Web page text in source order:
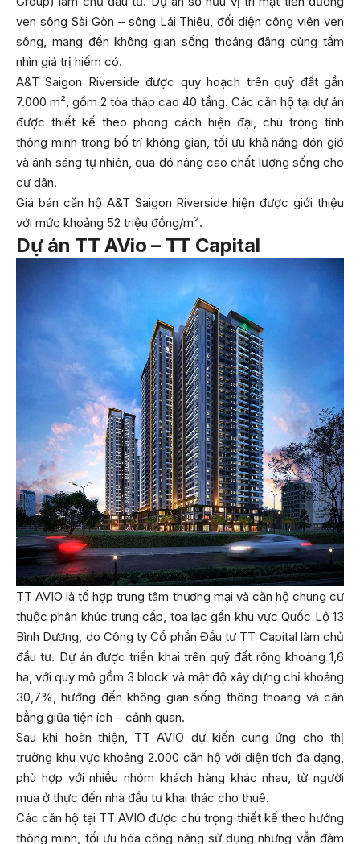
ven sông Sài Gòn – sông Lái Thiêu, đối diện công viên ven
sông, mang đến không gian sống thoáng đãng cùng tầm
nhìn giá trị hiếm có.
A&T Saigon Riverside được quy hoạch trên quỹ đất gần
7.000 m², gồm 2 tòa tháp cao 40 tầng. Các căn hộ tại dự án
được thiết kế theo phong cách hiện đại, chú trọng tính
thông minh trong bố trí không gian, tối ưu khả năng đón gió
và ánh sáng tự nhiên, qua đó nâng cao chất lượng sống cho
cư dân.
Giá bán căn hộ A&T Saigon Riverside hiện được giới thiệu
với mức khoảng 52 triệu đồng/m².
Dự án TT AVio – TT Capital
TT AVIO là tổ hợp trung tâm thương mại và căn hộ chung cư
thuộc phân khúc trung cấp, tọa lạc gần khu vực Quốc Lộ 13
Bình Dương, do Công ty Cổ phần Đầu tư TT Capital làm chủ
đầu tư. Dự án được triển khai trên quỹ đất rộng khoảng 1,6
ha, với quy mô gồm 3 block và mật độ xây dựng chỉ khoảng
30,7%, hướng đến không gian sống thông thoáng và cân
bằng giữa tiện ích – cảnh quan.
Sau khi hoàn thiện, TT AVIO dự kiến cung ứng cho thị
trường khu vực khoảng 2.000 căn hộ với diện tích đa dạng,
phù hợp với nhiều nhóm khách hàng khác nhau, từ người
mua ở thực đến nhà đầu tư khai thác cho thuê.
Các căn hộ tại TT AVIO được chú trọng thiết kế theo hướng
thông minh, tối ưu hóa công năng sử dụng nhưng vẫn đảm